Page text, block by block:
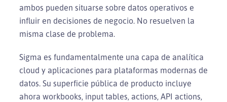
ambos pueden situarse sobre datos operativos e
influir en decisiones de negocio. No resuelven la
misma clase de problema.
Sigma es fundamentalmente una capa de analítica
cloud y aplicaciones para plataformas modernas de
datos. Su superficie pública de producto incluye
ahora workbooks, input tables, actions, API actions,